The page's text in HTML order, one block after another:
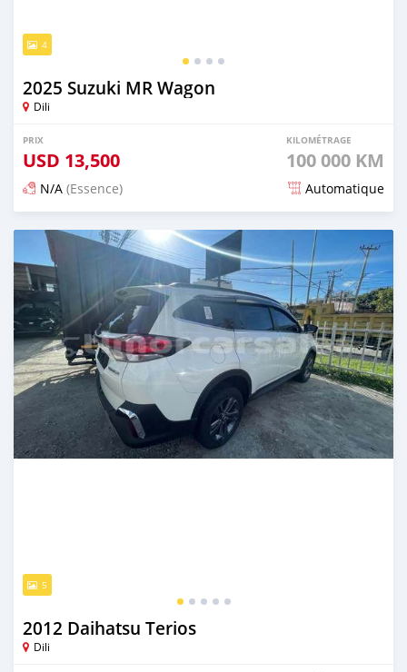
4
2025 Suzuki MR Wagon
Dili
PRIX
USD 13,500
KILOMÉTRAGE
100 000 KM
N/A (Essence) Automatique
Publié il y a 21 jours
5
2012 Daihatsu Terios
Dili